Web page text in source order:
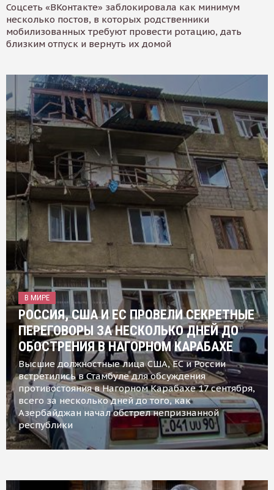
Соцсеть «ВКонтакте» заблокировала как минимум
несколько постов, в которых родственники
мобилизованных требуют провести ротацию, дать
близким отпуск и вернуть их домой
В МИРЕ
РОССИЯ, США И ЕС ПРОВЕЛИ СЕКРЕТНЫЕ
ПЕРЕГОВОРЫ ЗА НЕСКОЛЬКО ДНЕЙ ДО
ОБОСТРЕНИЯ В НАГОРНОМ КАРАБАХЕ
Высшие должностные лица США, ЕС и России
встретились в Стамбуле для обсуждения
противостояния в Нагорном Карабахе 17 сентября,
всего за несколько дней до того, как
Азербайджан начал обстрел непризнанной
республики